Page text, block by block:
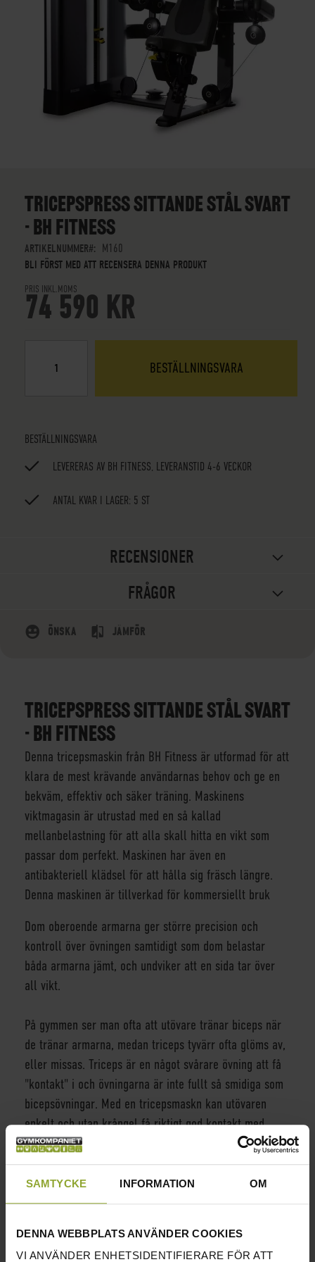
SAMTYCKE INFORMATION OM
DENNA WEBBPLATS ANVÄNDER COOKIES
VI ANVÄNDER ENHETSIDENTIFIERARE FÖR ATT
BEGINNING
IMAGES
GALLERY
TRICEPSPRESS SITTANDE STÅL SVART
- BH FITNESS
ARTIKELNUMMER
M160
BLI FÖRST MED ATT RECENSERA DENNA PRODUKT
PRIS INKL.MOMS
74 590 KR
BESTÄLLNINGSVARA
BESTÄLLNINGSVARA
LEVERERAS AV BH FITNESS, LEVERANSTID 4-6 VECKOR
ANTAL KVAR I LAGER: 5 ST
RECENSIONER
FRÅGOR
ÖNSKA JÄMFÖR
TRICEPSPRESS SITTANDE STÅL SVART
- BH FITNESS
Denna tricepsmaskin från BH Fitness är utformad för att
klara de mest krävande användarnas behov och ge en
bekväm, effektiv och säker träning. Maskinens
viktmagasin är utrustad med en så kallad
mellanbelastning för att alla skall hitta en vikt som
passar dom perfekt. Maskinen har även en
antibakteriell klädsel för att hålla sig fräsch längre.
Denna maskinen är tillverkad för kommersiellt bruk
Dom oberoende armarna ger större precision och
kontroll över övningen samtidigt som dom belastar
båda armarna jämt, och undviker att en sida tar över
all vikt.
På gymmen ser man ofta att utövare tränar biceps när
de tränar armarna, medan triceps tyvärr ofta glöms av,
eller missas. Triceps är en något svårare övning att få
"kontakt" i och övningarna är inte fullt så smidiga som
bicepsövningar. Med en tricepsmaskn kan utövaren
enkelt och utan krångel få riktigt god kontakt med
muskeln samtidigt som den utförs på ett säkert och
kontrollerat sätt.
BREDD 138 CM